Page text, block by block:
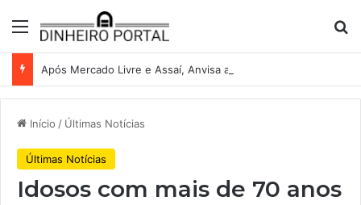
Menu
Início / Últimas Notícias
Últimas Notícias
Idosos com mais de 70 anos